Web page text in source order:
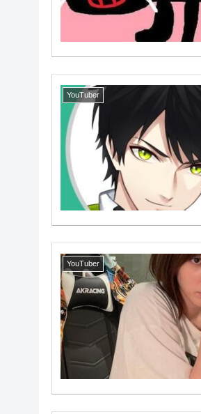
YouTuber
YouTuber